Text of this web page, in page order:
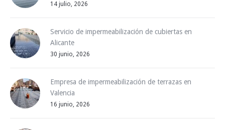
14 julio, 2026
Servicio de impermeabilización de cubiertas en
Alicante
30 junio, 2026
Empresa de impermeabilización de terrazas en
Valencia
16 junio, 2026